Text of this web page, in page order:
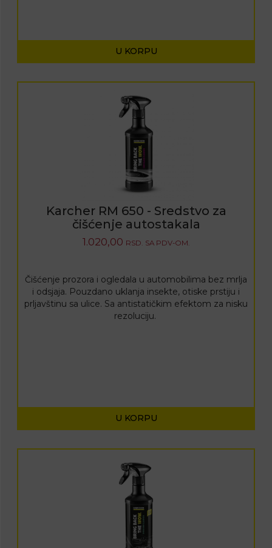
U KORPU
Karcher RM 650 - Sredstvo za
čišćenje autostakala
1.020,00 RSD. SA PDV-OM.
Čišćenje prozora i ogledala u automobilima bez mrlja
i odsjaja. Pouzdano uklanja insekte, otiske prstiju i
prljavštinu sa ulice. Sa antistatičkim efektom za nisku
rezoluciju.
U KORPU